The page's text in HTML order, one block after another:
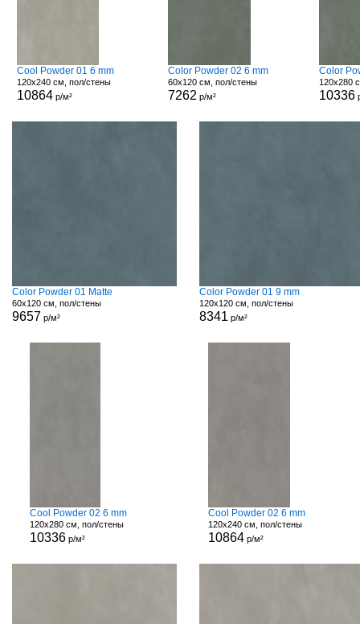
Cool Powder 01 6 mm
120x240 см, пол/стены
10864р/м²
Color Powder 02 6 mm
60x120 см, пол/стены
7262 р/м²
Color
120x280
10336
Color Powder 01 Matte
60x120 см, пол/стены
9657 р/м²
Color Powder 01 9 mm
120x120 см, пол/стены
8341 р/м²
Cool Powder 02 6 mm
120x280 см, пол/стены
10336 р/м²
Cool Powder 02 6 mm
120x240 см, пол/стены
10864 р/м²